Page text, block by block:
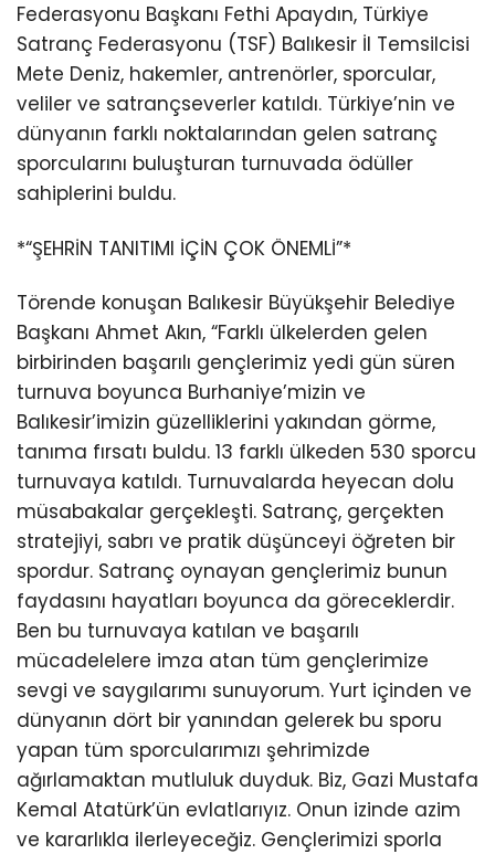
Federasyonu Başkanı Fethi Apaydın, Türkiye
Satranç Federasyonu (TSF) Balıkesir İl Temsilcisi
Mete Deniz, hakemler, antrenörler, sporcular,
veliler ve satrançseverler katıldı. Türkiye’nin ve
dünyanın farklı noktalarından gelen satranç
sporcularını buluşturan turnuvada ödüller
sahiplerini buldu.
*“ŞEHRİN TANITIMI İÇİN ÇOK ÖNEMLİ”*
Törende konuşan Balıkesir Büyükşehir Belediye
Başkanı Ahmet Akın, “Farklı ülkelerden gelen
birbirinden başarılı gençlerimiz yedi gün süren
turnuva boyunca Burhaniye’mizin ve
Balıkesir’imizin güzelliklerini yakından görme,
tanıma fırsatı buldu. 13 farklı ülkeden 530 sporcu
turnuvaya katıldı. Turnuvalarda heyecan dolu
müsabakalar gerçekleşti. Satranç, gerçekten
stratejiyi, sabrı ve pratik düşünceyi öğreten bir
spordur. Satranç oynayan gençlerimiz bunun
faydasını hayatları boyunca da göreceklerdir.
Ben bu turnuvaya katılan ve başarılı
mücadelelere imza atan tüm gençlerimize
sevgi ve saygılarımı sunuyorum. Yurt içinden ve
dünyanın dört bir yanından gelerek bu sporu
yapan tüm sporcularımızı şehrimizde
ağırlamaktan mutluluk duyduk. Biz, Gazi Mustafa
Kemal Atatürk’ün evlatlarıyız. Onun izinde azim
ve kararlıkla ilerleyeceğiz. Gençlerimizi sporla